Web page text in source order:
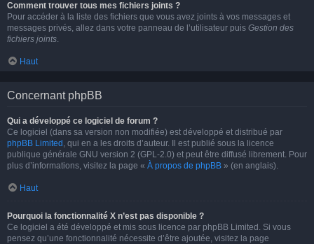
Comment trouver tous mes fichiers joints ?
Pour accéder à la liste des fichiers que vous avez joints à vos messages et
messages privés, allez dans votre panneau de l’utilisateur puis Gestion des
fichiers joints.
Haut
Concernant phpBB
Qui a développé ce logiciel de forum ?
Ce logiciel (dans sa version non modifiée) est développé et distribué par
phpBB Limited , qui en a les droits d’auteur. Il est publié sous la licence
publique générale GNU version 2 (GPL-2.0) et peut être diffusé librement. Pour
plus d’informations, visitez la page « À propos de phpBB » (en anglais).
Haut
Pourquoi la fonctionnalité X n’est pas disponible ?
Ce logiciel a été développé et mis sous licence par phpBB Limited. Si vous
pensez qu’une fonctionnalité nécessite d’être ajoutée, visitez la page